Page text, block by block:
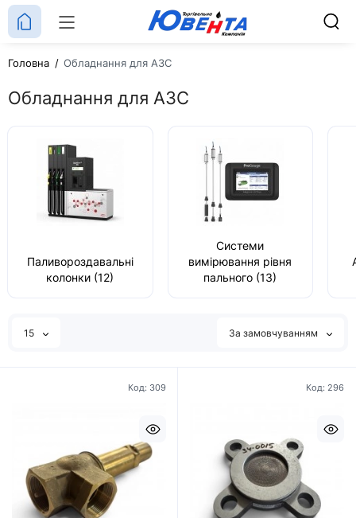
Головна Обладнання для АЗС
Обладнання для АЗС
Паливороздавальні
колонки (12)
Системи
вимірювання рівня
пального (13)
15 За замовчуванням
Код: 309 Код: 296